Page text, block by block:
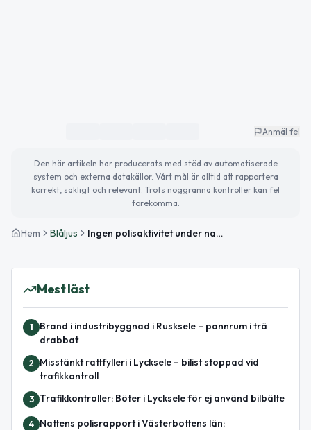
Anmäl fel
Den här artikeln har producerats med stöd av automatiserade
system och externa datakällor. Vårt mål är alltid att rapportera
korrekt, sakligt och relevant. Trots noggranna kontroller kan fel
förekomma.
Hem Blåljus Ingen polisaktivitet under natten i Västerbottens län
Mest läst
1
Brand i industribyggnad i Rusksele – pannrum i trä
drabbat
2
Misstänkt rattfylleri i Lycksele – bilist stoppad vid
trafikkontroll
3 Trafikkontroller: Böter i Lycksele för ej använd bilbälte
4
Nattens polisrapport i Västerbottens län: